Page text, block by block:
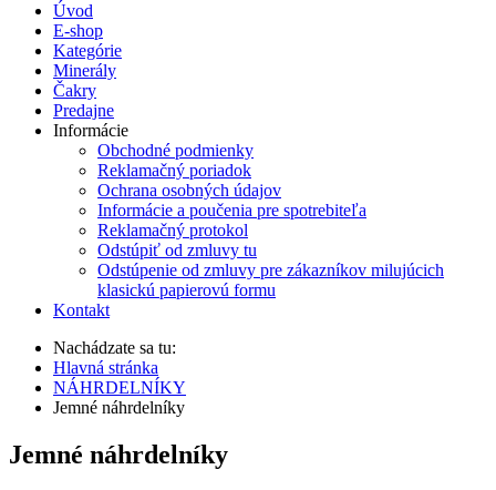
Úvod
E-shop
Kategórie
Minerály
Čakry
Predajne
Informácie
Obchodné podmienky
Reklamačný poriadok
Ochrana osobných údajov
Informácie a poučenia pre spotrebiteľa
Reklamačný protokol
Odstúpiť od zmluvy tu
Odstúpenie od zmluvy pre zákazníkov milujúcich
klasickú papierovú formu
Kontakt
Nachádzate sa tu:
Hlavná stránka
NÁHRDELNÍKY
Jemné náhrdelníky
Jemné náhrdelníky